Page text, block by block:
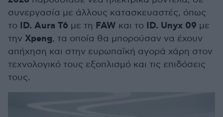
συνεργασία με άλλους κατασκευαστές, όπως
το ID. Aura T6 με τη FAW και το ID. Unyx 09 με
την Xpeng, τα οποία θα μπορούσαν να έχουν
απήχηση και στην ευρωπαϊκή αγορά χάρη στον
τεχνολογικό τους εξοπλισμό και τις επιδόσεις
τους.